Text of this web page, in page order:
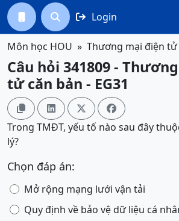
  Login
Môn học HOU Thương mại điện tử
Câu hỏi 341809 -
tử căn bản - EG31
   
Trong TMĐT, yếu tố nào sau đây
lý?
Chọn đáp án:
Mở rộng mạng lưới vận tải
Quy định về bảo vệ dữ liệu cá